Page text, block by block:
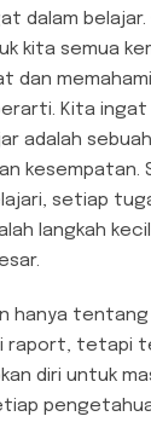
dalam
kita semua
dan
Kita ingat
adalah
kesempatan.
setiap
langkah
hanya
raport, tetapi
diri untuk